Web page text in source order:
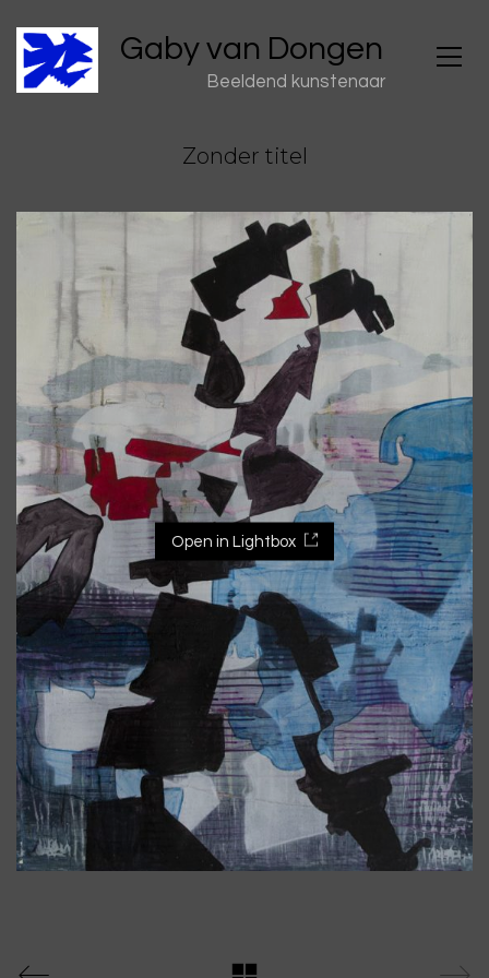
Gaby van Dongen
Beeldend kunstenaar
Zonder titel
Open in Lightbox